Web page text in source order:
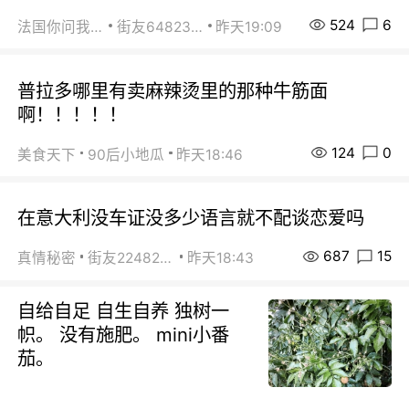
法国你问我答 街友64823891 昨天19:09 524 6
普拉多哪里有卖麻辣烫里的那种牛筋面
啊！！！！！
美食天下 90后小地瓜 昨天18:46 124 0
在意大利没车证没多少语言就不配谈恋爱吗
真情秘密 街友22482465 昨天18:43 687 15
自给自足 自生自养 独树一
帜。 没有施肥。 mini小番
茄。